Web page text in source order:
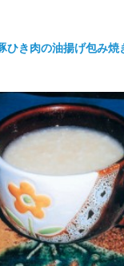
ひき肉の油揚げ包み焼